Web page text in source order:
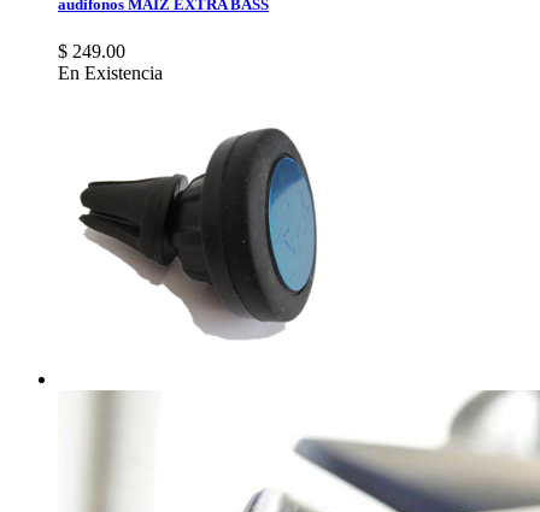
audifonos MAIZ EXTRA BASS
$ 249.00
En Existencia